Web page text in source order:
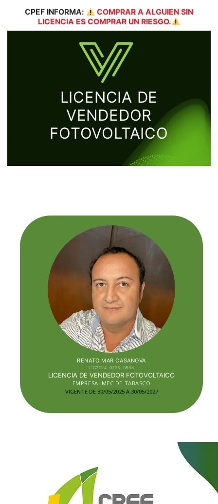
CPEF INFORMA:
COMPRAR A ALGUIEN SIN
LICENCIA ES COMPRAR UN RIESGO.
LICENCIA DE
VENDEDOR
FOTOVOLTAICO
RENATO MAR CASANOVA
LIC2024-0723-0835
LICENCIA DE VENDEDOR FOTOVOLTAICO
EMPRESA: MEC DE TABASCO
VIGENTE DE 30/05/2025 A 30/05/2027